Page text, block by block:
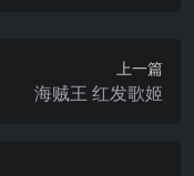
上一篇
海贼王 红发歌姬